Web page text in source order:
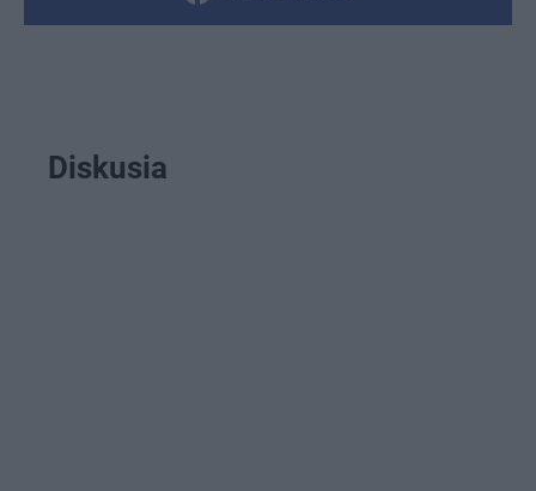
Diskusia